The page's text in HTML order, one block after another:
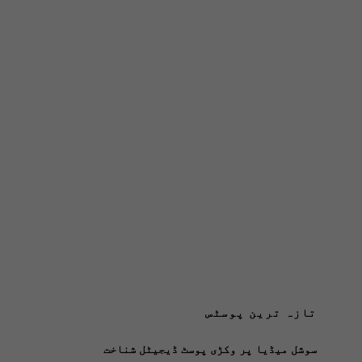
تازہ ترین پوسٹس
سوشل میڈیا پر وکڑی پوسٹ ڈیجیٹل شناخت